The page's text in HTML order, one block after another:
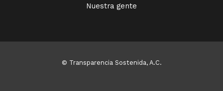
Nuestra gente
© Transparencia Sostenida, A.C.